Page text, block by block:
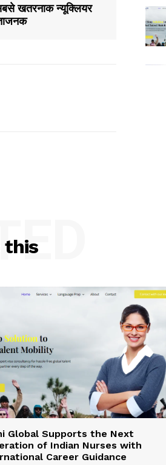
खतरनाक न्यूक्लियर
this
Global Supports the Next
of Indian Nurses with
Career Guidance